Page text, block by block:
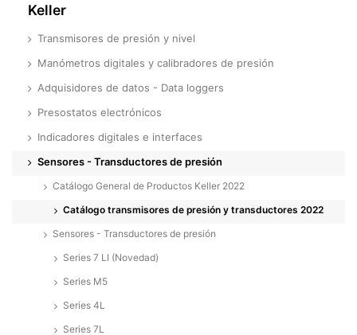
Keller
Transmisores de presión y nivel
Manómetros digitales y calibradores de presión
Adquisidores de datos - Data loggers
Presostatos electrónicos
Indicadores digitales e interfaces
Sensores - Transductores de presión
Catálogo General de Productos Keller 2022
Catálogo transmisores de presión y transductores 2022
Sensores - Transductores de presión
Series 7 LI (Novedad)
Series M5
Series 4L
Series 7L